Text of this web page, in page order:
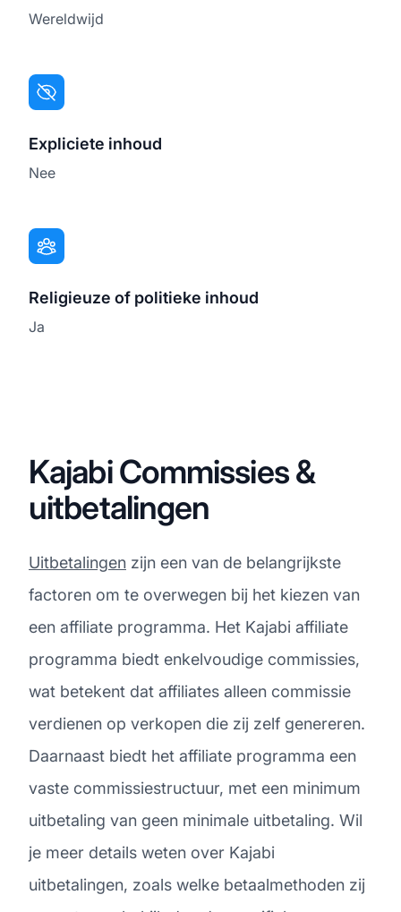
Wereldwijd
Expliciete inhoud
Nee
Religieuze of politieke inhoud
Ja
Kajabi Commissies &
uitbetalingen
Uitbetalingen zijn een van de belangrijkste
factoren om te overwegen bij het kiezen van
een affiliate programma. Het Kajabi affiliate
programma biedt enkelvoudige commissies,
wat betekent dat affiliates alleen commissie
verdienen op verkopen die zij zelf genereren.
Daarnaast biedt het affiliate programma een
vaste commissiestructuur, met een minimum
uitbetaling van geen minimale uitbetaling. Wil
je meer details weten over Kajabi
uitbetalingen, zoals welke betaalmethoden zij